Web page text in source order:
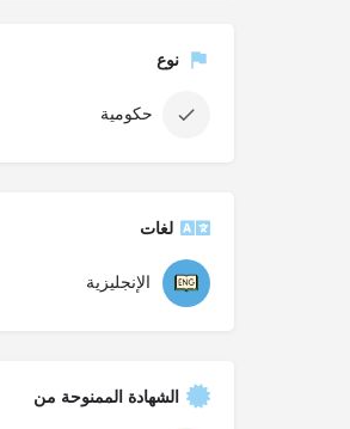
نوع
حكومية
لغات
الإنجليزية
الشهادة الممنوحة من